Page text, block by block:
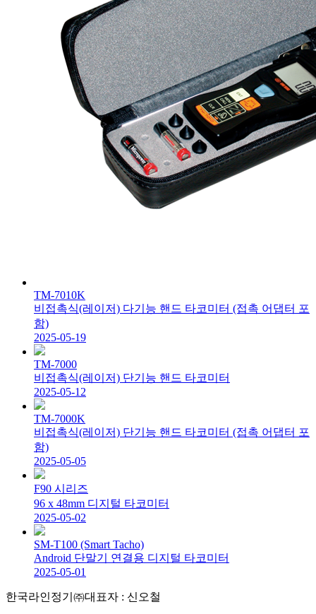
TM-7010K
비접촉식(레이저) 다기능 핸드 타코미터 (접촉 어댑터 포
함)
2025-05-19
TM-7000
비접촉식(레이저) 단기능 핸드 타코미터
2025-05-12
TM-7000K
비접촉식(레이저) 단기능 핸드 타코미터 (접촉 어댑터 포
함)
2025-05-05
F90 시리즈
96 x 48mm 디지털 타코미터
2025-05-02
SM-T100 (Smart Tacho)
Android 단말기 연결용 디지털 타코미터
2025-05-01
한국라인정기㈜대표자 : 신오철